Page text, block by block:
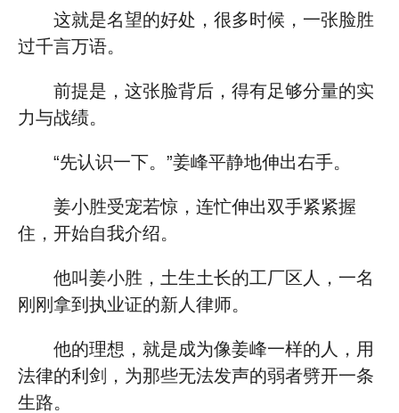
这就是名望的好处，很多时候，一张脸胜
过千言万语。
前提是，这张脸背后，得有足够分量的实
力与战绩。
“先认识一下。”姜峰平静地伸出右手。
姜小胜受宠若惊，连忙伸出双手紧紧握
住，开始自我介绍。
他叫姜小胜，土生土长的工厂区人，一名
刚刚拿到执业证的新人律师。
他的理想，就是成为像姜峰一样的人，用
法律的利剑，为那些无法发声的弱者劈开一条
生路。